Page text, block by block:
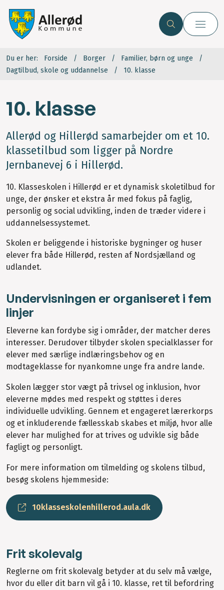
Du er her: Forside Borger
Familier, børn og unge
Dagtilbud, skole og uddannelse
10. klasse
10. klasse
Allerød og Hillerød samarbejder om et 10.
klassetilbud som ligger på Nordre
Jernbanevej 6 i Hillerød.
10. Klasseskolen i Hillerød er et dynamisk skoletilbud for
unge, der ønsker et ekstra år med fokus på faglig,
personlig og social udvikling, inden de træder videre i
uddannelsessystemet.
Skolen er beliggende i historiske bygninger og huser
elever fra både Hillerød, resten af Nordsjælland og
udlandet.
Undervisningen er organiseret i fem
linjer
Eleverne kan fordybe sig i områder, der matcher deres
interesser. Derudover tilbyder skolen specialklasser for
elever med særlige indlæringsbehov og en
modtageklasse for nyankomne unge fra andre lande.
Skolen lægger stor vægt på trivsel og inklusion, hvor
eleverne mødes med respekt og støttes i deres
individuelle udvikling. Gennem et engageret lærerkorps
og et inkluderende fællesskab skabes et miljø, hvor alle
elever har mulighed for at trives og udvikle sig både
fagligt og personligt.
For mere information om tilmelding og skolens tilbud,
besøg skolens hjemmeside:
10klasseskolenhillerod.aula.dk
Frit skolevalg
Reglerne om frit skolevalg betyder at du selv må vælge,
hvor du eller dit barn vil gå i 10. klasse, ret til befordring